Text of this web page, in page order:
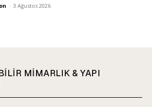
- 3 Ağustos 2026
MİMARLIK & YAPI